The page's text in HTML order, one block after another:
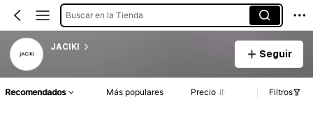
Buscar en la Tienda
JACIKI
Seguir
Recomendados Más populares Precio Filtros